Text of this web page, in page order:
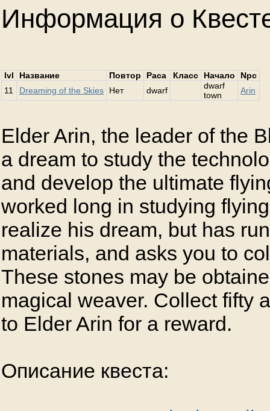
Информация о
lvl Название Повтор Раса Класс Начало
Npc
11
Dreaming of the Skies Нет dwarf
dwarf
town
Arin
Elder Arin, the leader of the
a dream to study the
and develop the ultimate
worked long in studying
realize his dream, but has
materials, and asks you to
These stones may be
magical weaver. Collect fifty
to Elder Arin for a reward.
Описание квеста: